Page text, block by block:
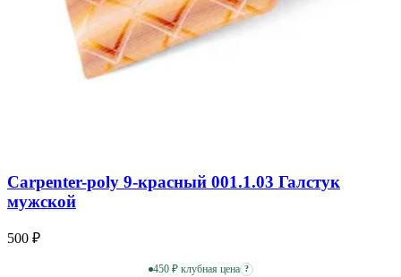
Carpenter-poly 9-красный 001.1.03 Галстук
мужской
500 ₽
450 ₽ клубная цена ?